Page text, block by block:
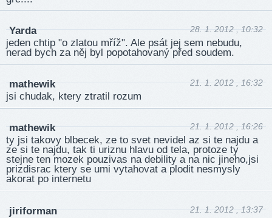
Yarda 28. 1. 2012 , 10:32
jeden chtip "o zlatou mříž". Ale psát jej sem nebudu,
nerad bych za něj byl popotahovaný před soudem.
mathewik 21. 1. 2012 , 16:32
jsi chudak, ktery ztratil rozum
mathewik 21. 1. 2012 , 16:26
ty jsi takovy blbecek, ze to svet nevidel az si te najdu a
ze si te najdu, tak ti uriznu hlavu od tela, protoze ty
stejne ten mozek pouzivas na debility a na nic jineho,jsi
prizdisrac ktery se umi vytahovat a plodit nesmysly
akorat po internetu
jiriforman 21. 1. 2012 , 13:37